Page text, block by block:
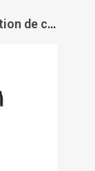
Filtre magnétique pour installation de chauffage Eliminator Vortex 500 - SENTINEL